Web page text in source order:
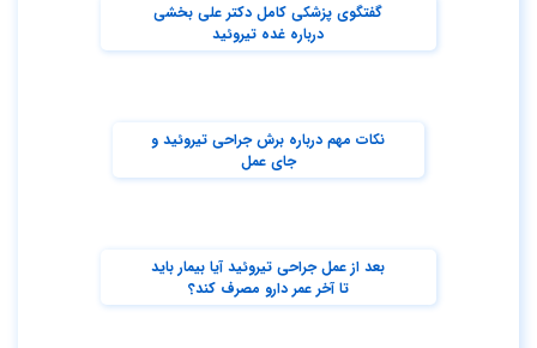
گفتگوی پزشکی کامل دکتر علی بخشی
درباره غده تیروئید
نکات مهم درباره برش جراحی تیروئید و
جای عمل
بعد از عمل جراحی تیروئید آیا بیمار باید
تا آخر عمر دارو مصرف کند؟